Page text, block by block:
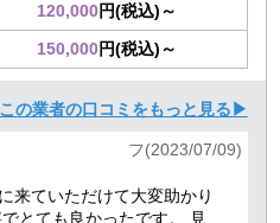
120,000円(税込)～
150,000円(税込)～
この業者の口コミをもっと見る▶
フ(2023/07/09)
来ていただけて大変助かり
とても良かったです。 見積